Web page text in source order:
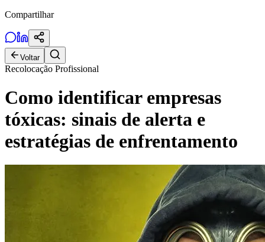
Compartilhar
Voltar
Recolocação Profissional
Como identificar empresas
tóxicas: sinais de alerta e
estratégias de enfrentamento